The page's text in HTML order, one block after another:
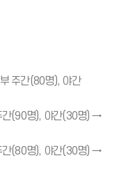
주간(80명), 야간
간(90명), 야간(30명) →
간(80명), 야간(30명) →